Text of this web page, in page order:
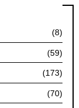
(8)
(59)
(173)
(70)